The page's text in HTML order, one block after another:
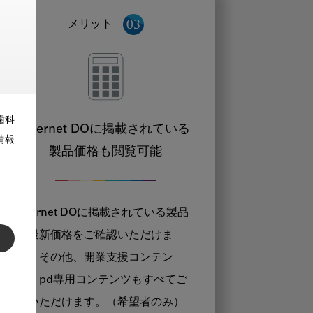
科
報
メリット
Internet DOに掲載されている
製品価格も閲覧可能
Internet DOに掲載されている製品
の最新価格をご確認いただけま
す。その他、開業支援コンテン
ツ、pd専用コンテンツもすべてご
覧いただけます。（希望者のみ）